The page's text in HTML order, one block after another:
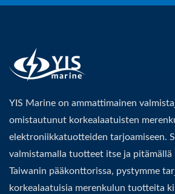
YIS Marine on ammattimainen
omistautunut korkealaatuisten
elektroniikkatuotteiden tarjoamiseen.
valmistamalla tuotteet itse ja pitämällä
Taiwanin pääkonttorissa, pystymme
korkealaatuisia merenkulun tuotteita